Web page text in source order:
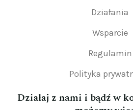
Działania
Wsparcie
Regulamin
Polityka
Działaj z nami i bądź w